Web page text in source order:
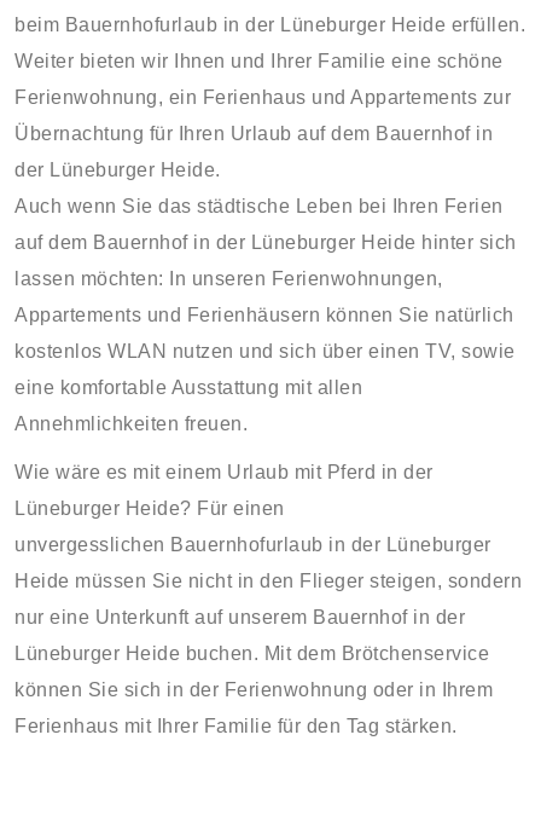
beim Bauernhofurlaub in der Lüneburger Heide erfüllen.
Weiter bieten wir Ihnen und Ihrer Familie eine schöne
Ferienwohnung, ein Ferienhaus und Appartements zur
Übernachtung für Ihren Urlaub auf dem Bauernhof in
der Lüneburger Heide.
Auch wenn Sie das städtische Leben bei Ihren Ferien
auf dem Bauernhof in der Lüneburger Heide hinter sich
lassen möchten: In unseren Ferienwohnungen,
Appartements und Ferienhäusern können Sie natürlich
kostenlos WLAN nutzen und sich über einen TV, sowie
eine komfortable Ausstattung mit allen
Annehmlichkeiten freuen.
Wie wäre es mit einem Urlaub mit Pferd in der
Lüneburger Heide? Für einen
unvergesslichen Bauernhofurlaub in der Lüneburger
Heide müssen Sie nicht in den Flieger steigen, sondern
nur eine Unterkunft auf unserem Bauernhof in der
Lüneburger Heide buchen. Mit dem Brötchenservice
können Sie sich in der Ferienwohnung oder in Ihrem
Ferienhaus mit Ihrer Familie für den Tag stärken.